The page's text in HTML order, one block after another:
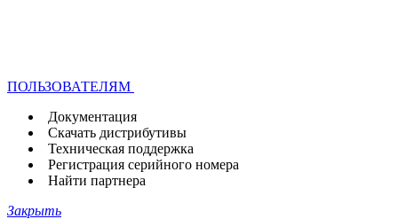
ПОЛЬЗОВАТЕЛЯМ
Документация
Скачать дистрибутивы
Техническая поддержка
Регистрация серийного номера
Найти партнера
Закрыть